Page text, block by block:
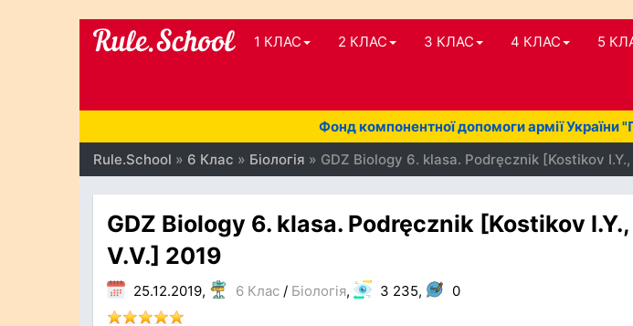
1 КЛАС 2 КЛАС 3 КЛАС 4 КЛАС 5
Фонд компонентної допомоги армії
Rule.School » 6 Клас » Біологія » GDZ Biology 6. klasa. Podręcznik [Kostikov
GDZ Biology 6. klasa. Podręcznik [Kostikov
V.V.] 2019
25.12.2019, 6 Клас / Біологія, 3 235, 0